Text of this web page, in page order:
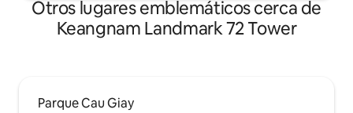
Otros lugares emblemáticos cerca de
Keangnam Landmark 72 Tower
Parque Cau Giay